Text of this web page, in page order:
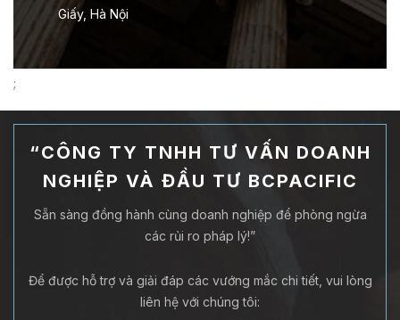
Giấy, Hà Nội
;
“CÔNG TY TNHH TƯ VẤN DOANH
NGHIỆP VÀ ĐẦU TƯ BCPACIFIC
Sẵn sàng đồng hành cùng doanh nghiệp để phòng ngừa
các rủi ro pháp lý!”
Để được hỗ trợ và giải đáp các vướng mắc chi tiết, vui lòng
liên hệ với chúng tôi: